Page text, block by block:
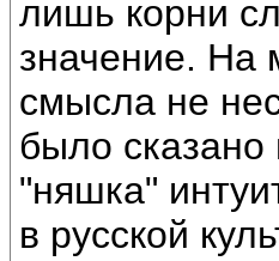
лишь корни
значение. На
смысла не
было сказано
"няшка"
в русской